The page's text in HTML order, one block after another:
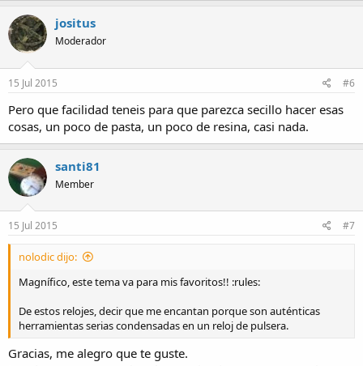
jositus
Moderador
15 Jul 2015 #6
Pero que facilidad teneis para que parezca secillo hacer esas
cosas, un poco de pasta, un poco de resina, casi nada.
santi81
Member
15 Jul 2015 #7
nolodic dijo:
Magnífico, este tema va para mis favoritos!! :rules:
De estos relojes, decir que me encantan porque son auténticas
herramientas serias condensadas en un reloj de pulsera.
Gracias, me alegro que te guste.